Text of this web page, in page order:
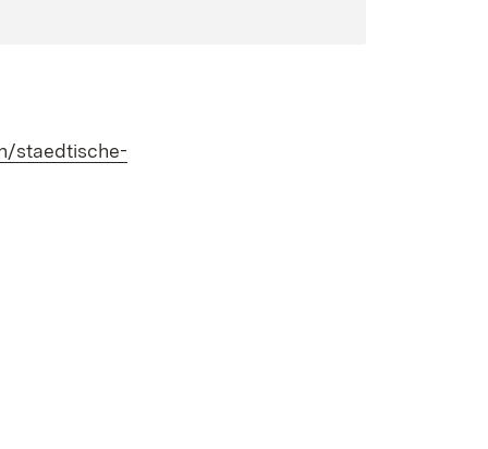
staedtische-